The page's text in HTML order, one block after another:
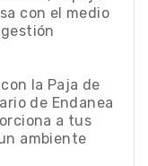
con el medio
la Paja de
de Endanea
a tus
ambiente